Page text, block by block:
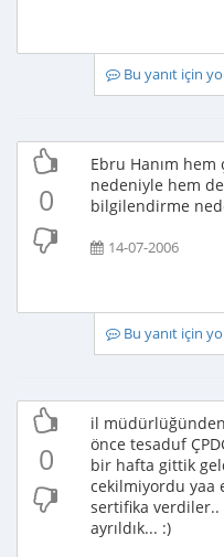
Bu yanıt için
0
Ebru Hanım
nedeniyle hem
bilgilendirme
14-07-2006
Bu yanıt için
0
il
önce tesaduf
bir hafta gittik
cekilmiyordu yaa
sertifika
ayrıldık... :)